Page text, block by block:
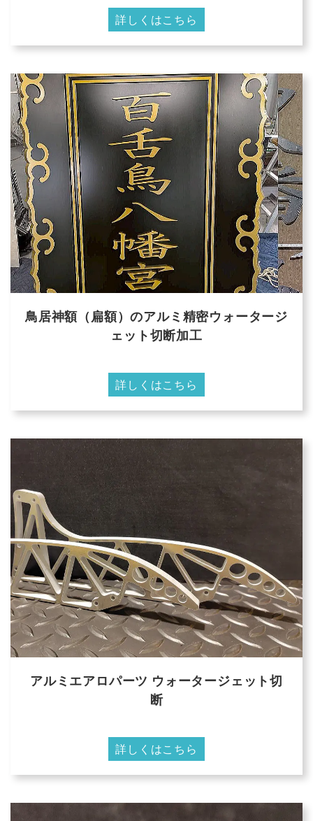
詳しくはこちら
鳥居神額（扁額）のアルミ精密ウォータージ
ェット切断加工
詳しくはこちら
アルミエアロパーツ ウォータージェット切
断
詳しくはこちら